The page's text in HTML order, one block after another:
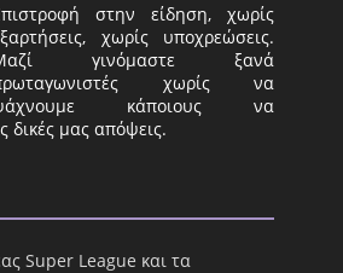
στην είδηση, χωρίς
χωρίς υποχρεώσεις.
γινόμαστε ξανά
χωρίς να
κάποιους να
δικές μας απόψεις.
Super League και τα